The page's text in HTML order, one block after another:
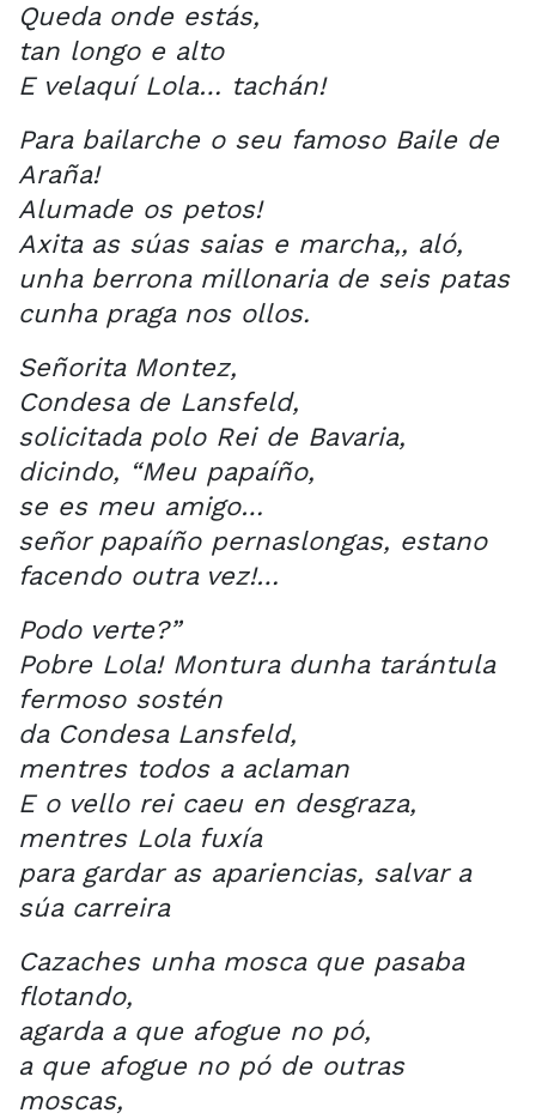
Queda onde estás,
tan longo e alto
E velaquí Lola… tachán!
Para bailarche o seu famoso Baile de
Araña!
Alumade os petos!
Axita as súas saias e marcha,, aló,
unha berrona millonaria de seis patas
cunha praga nos ollos.
Señorita Montez,
Condesa de Lansfeld,
solicitada polo Rei de Bavaria,
dicindo, “Meu papaíño,
se es meu amigo…
señor papaíño pernaslongas, estano
facendo outra vez!…
Podo verte?”
Pobre Lola! Montura dunha tarántula
fermoso sostén
da Condesa Lansfeld,
mentres todos a aclaman
E o vello rei caeu en desgraza,
mentres Lola fuxía
para gardar as apariencias, salvar a
súa carreira
Cazaches unha mosca que pasaba
flotando,
agarda a que afogue no pó,
a que afogue no pó de outras
moscas,